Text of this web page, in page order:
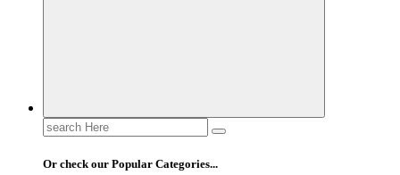
Search
for:
Or check our Popular Categories...